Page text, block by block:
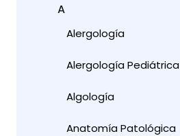
A
Alergología
Alergología Pediátrica
Algología
Anatomía Patológica